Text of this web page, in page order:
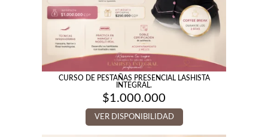
CURSO DE PESTAÑAS PRESENCIAL LASHISTA
INTEGRAL.
$1.000.000
VER DISPONIBILIDAD